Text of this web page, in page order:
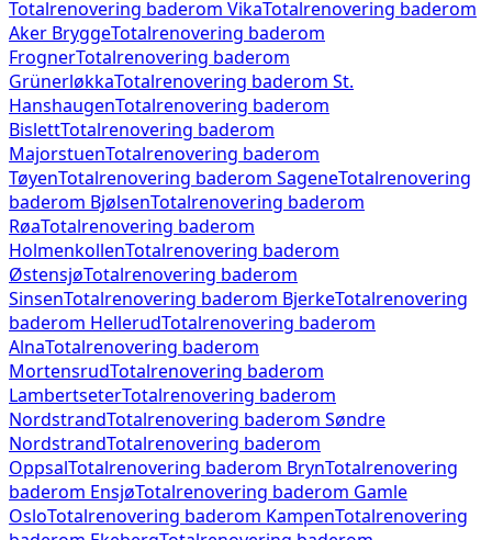
Totalrenovering baderom VikaTotalrenovering baderom
Aker BryggeTotalrenovering baderom
FrognerTotalrenovering baderom
GrünerløkkaTotalrenovering baderom St.
HanshaugenTotalrenovering baderom
BislettTotalrenovering baderom
MajorstuenTotalrenovering baderom
TøyenTotalrenovering baderom SageneTotalrenovering
baderom BjølsenTotalrenovering baderom
RøaTotalrenovering baderom
HolmenkollenTotalrenovering baderom
ØstensjøTotalrenovering baderom
SinsenTotalrenovering baderom BjerkeTotalrenovering
baderom HellerudTotalrenovering baderom
AlnaTotalrenovering baderom
MortensrudTotalrenovering baderom
LambertseterTotalrenovering baderom
NordstrandTotalrenovering baderom Søndre
NordstrandTotalrenovering baderom
OppsalTotalrenovering baderom BrynTotalrenovering
baderom EnsjøTotalrenovering baderom Gamle
OsloTotalrenovering baderom KampenTotalrenovering